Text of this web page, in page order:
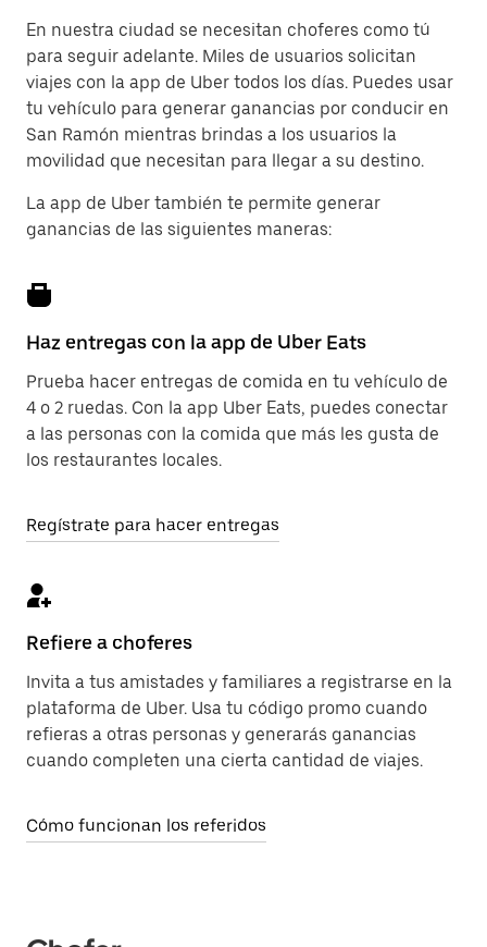
En nuestra ciudad se necesitan choferes como tú
para seguir adelante. Miles de usuarios solicitan
viajes con la app de Uber todos los días. Puedes usar
tu vehículo para generar ganancias por conducir en
San Ramón mientras brindas a los usuarios la
movilidad que necesitan para llegar a su destino.
La app de Uber también te permite generar
ganancias de las siguientes maneras:
Haz entregas con la app de Uber Eats
Prueba hacer entregas de comida en tu vehículo de
4 o 2 ruedas. Con la app Uber Eats, puedes conectar
a las personas con la comida que más les gusta de
los restaurantes locales.
Regístrate para hacer entregas
Refiere a choferes
Invita a tus amistades y familiares a registrarse en la
plataforma de Uber. Usa tu código promo cuando
refieras a otras personas y generarás ganancias
cuando completen una cierta cantidad de viajes.
Cómo funcionan los referidos